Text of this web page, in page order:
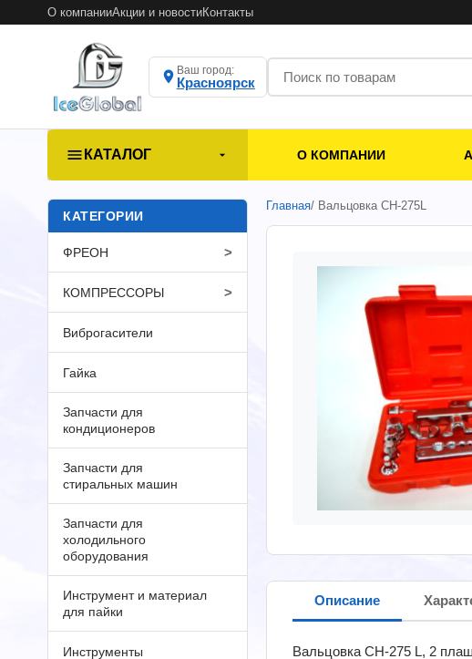
О компанииАкции и новостиКонтакты
Ваш город:
Красноярск
КАТАЛОГ О КОМПАНИИ
КАТЕГОРИИ
ФРЕОН >
КОМПРЕССОРЫ >
Виброгасители
Гайка
Запчасти для
кондиционеров
Запчасти для
стиральных машин
Запчасти для
холодильного
оборудования
Инструмент и материал
для пайки
Инструменты
Главная/ Вальцовка СH-275L
Описание
Вальцовка CH-275 L, 2